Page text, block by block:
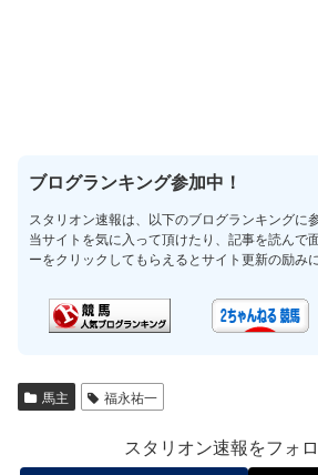
ブログランキング参加中！
スタリオン速報は、以下のブログランキングに
当サイトを気に入って頂けたり、記事を読んで
ーをクリックしてもらえるとサイト更新の励み
馬主 福永祐一
スタリオン速報をフォ